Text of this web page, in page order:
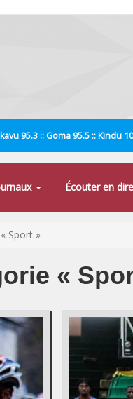
95.3 :: Goma 95.5 :: Kindu
Écouter en
Sport »
«